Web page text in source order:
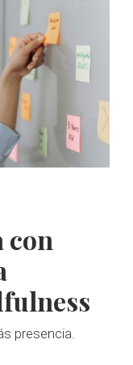
con
presencia.